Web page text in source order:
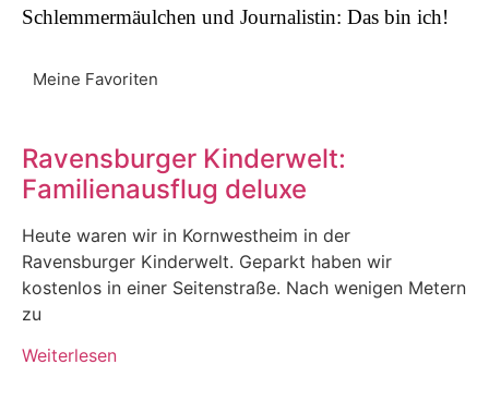
Schlemmermäulchen und Journalistin: Das bin ich!
Meine Favoriten
Ravensburger Kinderwelt:
Familienausflug deluxe
Heute waren wir in Kornwestheim in der
Ravensburger Kinderwelt. Geparkt haben wir
kostenlos in einer Seitenstraße. Nach wenigen Metern
zu
Weiterlesen